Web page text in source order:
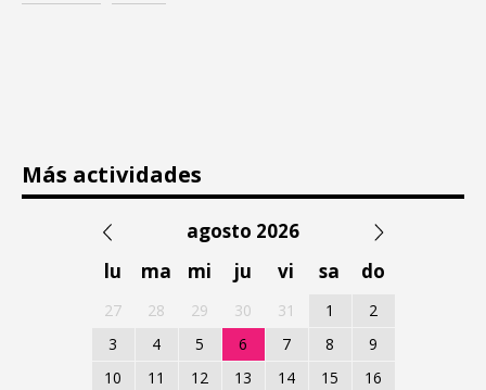
Más actividades
agosto 2026
lu
ma mi ju vi sa do
27 28 29 30 31 1
2
3
4 5 6 7 8
9
10
11 12 13 14 15
16